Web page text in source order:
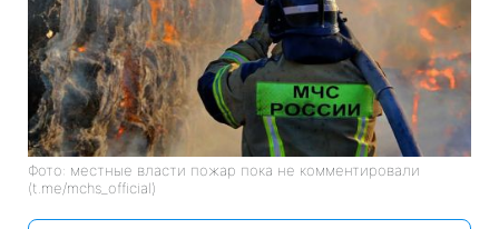
Фото: местные власти пожар пока не комментировали
(t.me/mchs_official)